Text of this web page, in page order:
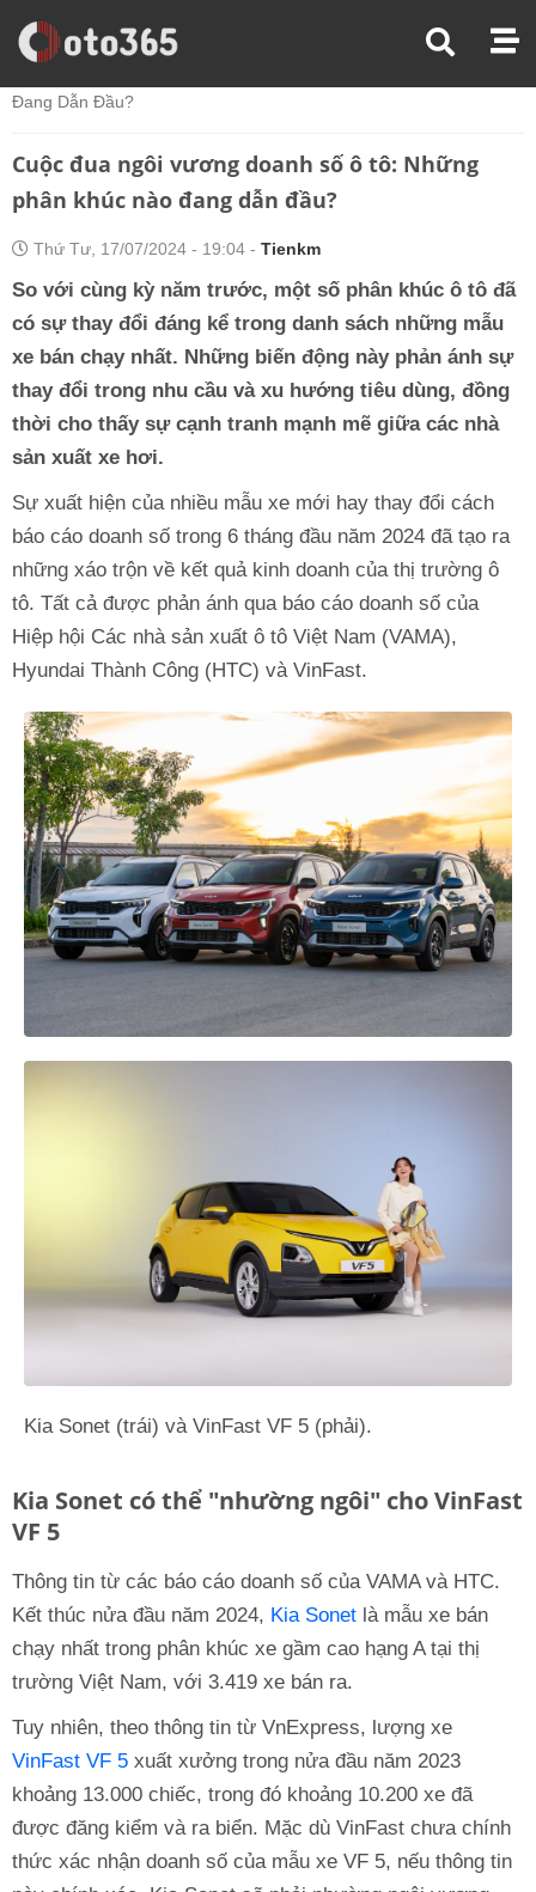
Trang Chủ
Thị Trường Xe
Đang Dẫn Đầu?
Cuộc đua ngôi vương doanh số ô tô: Những
phân khúc nào đang dẫn đầu?
Thứ Tư, 17/07/2024 - 19:04 - Tienkm
So với cùng kỳ năm trước, một số phân khúc ô tô đã
có sự thay đổi đáng kể trong danh sách những mẫu
xe bán chạy nhất. Những biến động này phản ánh sự
thay đổi trong nhu cầu và xu hướng tiêu dùng, đồng
thời cho thấy sự cạnh tranh mạnh mẽ giữa các nhà
sản xuất xe hơi.
Sự xuất hiện của nhiều mẫu xe mới hay thay đổi cách
báo cáo doanh số trong 6 tháng đầu năm 2024 đã tạo ra
những xáo trộn về kết quả kinh doanh của thị trường ô
tô. Tất cả được phản ánh qua báo cáo doanh số của
Hiệp hội Các nhà sản xuất ô tô Việt Nam (VAMA),
Hyundai Thành Công (HTC) và VinFast.
Kia Sonet (trái) và VinFast VF 5 (phải).
Kia Sonet có thể "nhường ngôi" cho VinFast
VF 5
Thông tin từ các báo cáo doanh số của VAMA và HTC.
Kết thúc nửa đầu năm 2024, Kia Sonet là mẫu xe bán
chạy nhất trong phân khúc xe gầm cao hạng A tại thị
trường Việt Nam, với 3.419 xe bán ra.
Tuy nhiên, theo thông tin từ VnExpress, lượng xe
VinFast VF 5 xuất xưởng trong nửa đầu năm 2023
khoảng 13.000 chiếc, trong đó khoảng 10.200 xe đã
được đăng kiểm và ra biển. Mặc dù VinFast chưa chính
thức xác nhận doanh số của mẫu xe VF 5, nếu thông tin